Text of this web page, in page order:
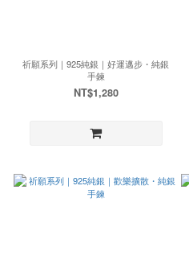
祈願系列｜925純銀｜好運邁步・純銀
手鍊
NT$1,280